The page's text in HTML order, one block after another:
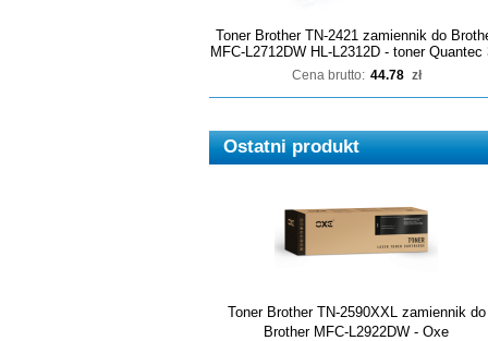
Toner Brother TN-2421 zamiennik do
MFC-L2712DW HL-L2312D - toner Quantec
Cena brutto: 44.78 zł
Ostatni produkt
Toner Brother TN-2590XXL zamiennik do
Brother MFC-L2922DW - Oxe